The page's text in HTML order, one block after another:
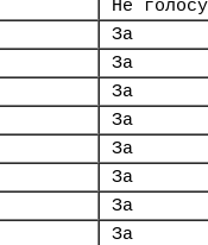
Не
За
За
За
За
За
За
За
За